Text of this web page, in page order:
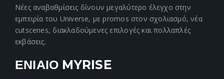
Νέες αναβαθμίσεις δίνουν μεγαλύτερο έλεγχο στην
εμπειρία του Universe, με promos στον σχολιασμό, νέα
cutscenes, διακλαδούμενες επιλογές και πολλαπλές
εκβάσεις.
ΕΝΙΑΙΟ MYRISE